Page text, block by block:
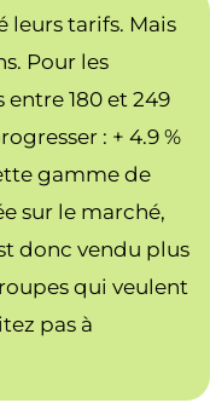
leurs tarifs. Mais
Pour les
180 et 249
: + 4.9 %
gamme de
sur le marché,
donc vendu plus
qui veulent
pas à